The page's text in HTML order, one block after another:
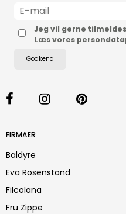
Jeg vil gerne
Læs vores
Godkend
FIRMAER
Baldyre
Eva Rosenstand
Filcolana
Fru Zippe